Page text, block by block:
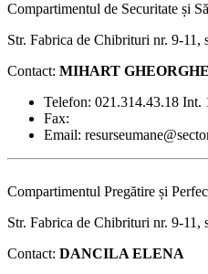
Compartimentul de Securitate și
Str. Fabrica de Chibrituri nr. 9-11,
Contact: MIHART GHEORGHE
Telefon: 021.314.43.18 Int.
Fax:
Email:
Compartimentul Pregătire și
Str. Fabrica de Chibrituri nr. 9-11,
Contact: DANCILA ELENA